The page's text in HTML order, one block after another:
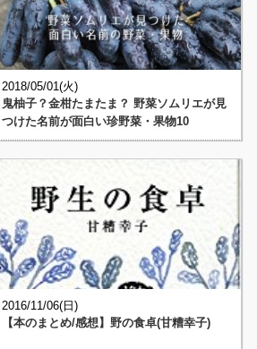
2018/05/01(火)
鬼柚子？金柑たまたま？ 野菜ソムリエが見
つけた名前が面白い珍野菜・果物10
2016/11/06(日)
【本のまとめ/感想】野の食卓(甘糟幸子)